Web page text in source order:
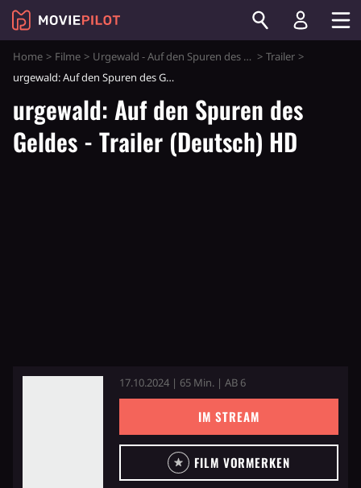
Home Filme Urgewald - Auf den Spuren des Geldes
Trailer
urgewald: Auf den Spuren des Geldes - Trailer (Deutsch) HD
urgewald: Auf den Spuren des
Geldes - Trailer (Deutsch) HD
17.10.2024 | 65 Min. | AB 6
IM STREAM
FILM VORMERKEN